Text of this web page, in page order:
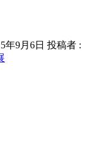
年9月6日 投稿者 :